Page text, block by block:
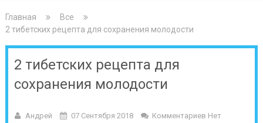
Главная
Все
2 тибетских рецепта для сохранения молодости
2 тибетских рецепта для
сохранения молодости
Андрей 07 Сентября 2018
Комментариев Нет